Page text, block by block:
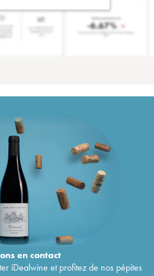
encontact
iDealwine et profitez de nos pépites